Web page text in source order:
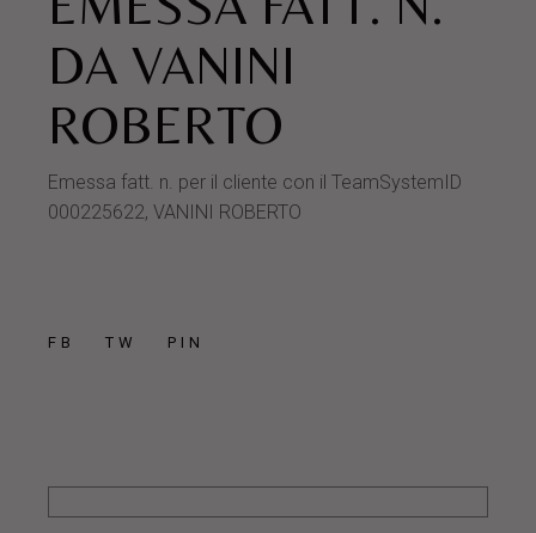
DA VANINI
ROBERTO
Emessa fatt. n. per il cliente con il TeamSystemID
000225622, VANINI ROBERTO
FB TW PIN